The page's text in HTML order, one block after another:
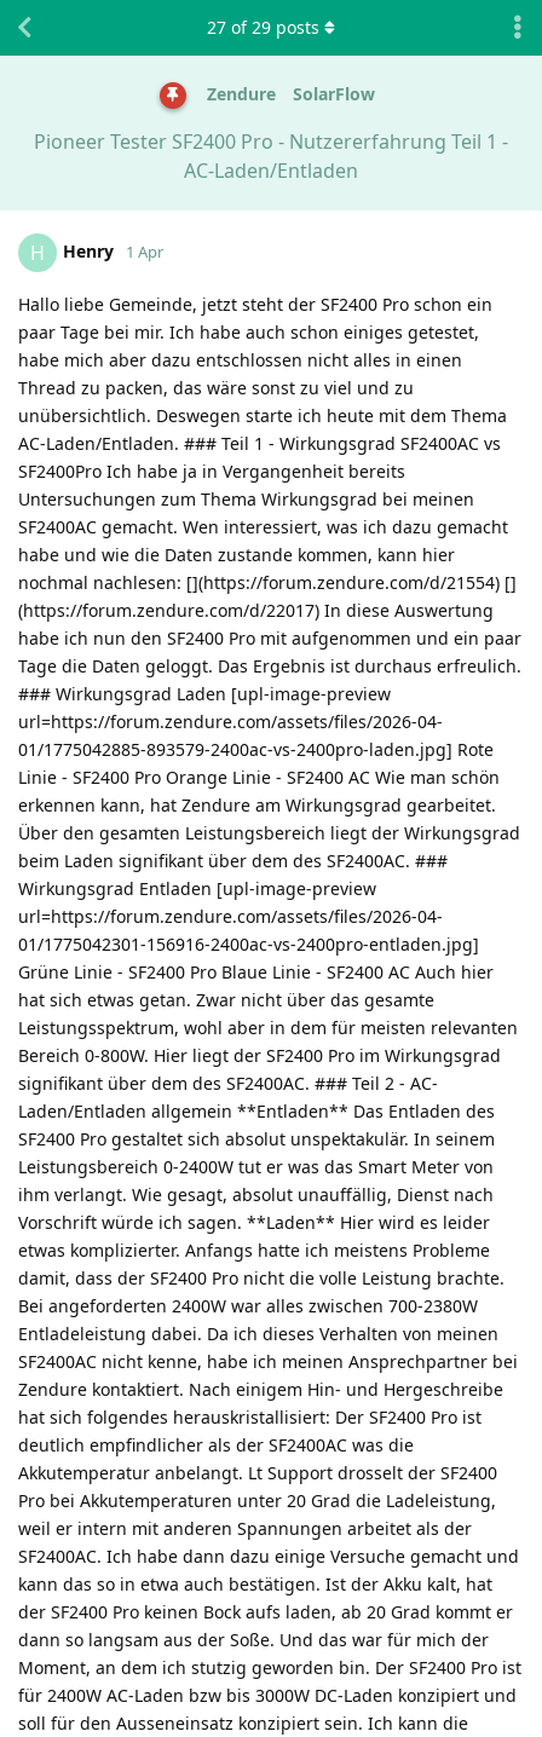
Zendure SolarFlow
Pioneer Tester SF2400 Pro - Nutzererfahrung Teil 1 -
AC-Laden/Entladen
27 of29 posts
H Henry 1 Apr
Hallo liebe Gemeinde, jetzt steht der SF2400 Pro schon ein
paar Tage bei mir. Ich habe auch schon einiges getestet,
habe mich aber dazu entschlossen nicht alles in einen
Thread zu packen, das wäre sonst zu viel und zu
unübersichtlich. Deswegen starte ich heute mit dem Thema
AC-Laden/Entladen. ### Teil 1 - Wirkungsgrad SF2400AC vs
SF2400Pro Ich habe ja in Vergangenheit bereits
Untersuchungen zum Thema Wirkungsgrad bei meinen
SF2400AC gemacht. Wen interessiert, was ich dazu gemacht
habe und wie die Daten zustande kommen, kann hier
nochmal nachlesen: [](https://forum.zendure.com/d/21554) []
(https://forum.zendure.com/d/22017) In diese Auswertung
habe ich nun den SF2400 Pro mit aufgenommen und ein paar
Tage die Daten geloggt. Das Ergebnis ist durchaus erfreulich.
### Wirkungsgrad Laden [upl-image-preview
url=https://forum.zendure.com/assets/files/2026-04-
01/1775042885-893579-2400ac-vs-2400pro-laden.jpg] Rote
Linie - SF2400 Pro Orange Linie - SF2400 AC Wie man schön
erkennen kann, hat Zendure am Wirkungsgrad gearbeitet.
Über den gesamten Leistungsbereich liegt der Wirkungsgrad
beim Laden signifikant über dem des SF2400AC. ###
Wirkungsgrad Entladen [upl-image-preview
url=https://forum.zendure.com/assets/files/2026-04-
01/1775042301-156916-2400ac-vs-2400pro-entladen.jpg]
Grüne Linie - SF2400 Pro Blaue Linie - SF2400 AC Auch hier
hat sich etwas getan. Zwar nicht über das gesamte
Leistungsspektrum, wohl aber in dem für meisten relevanten
Bereich 0-800W. Hier liegt der SF2400 Pro im Wirkungsgrad
signifikant über dem des SF2400AC. ### Teil 2 - AC-
Laden/Entladen allgemein **Entladen** Das Entladen des
SF2400 Pro gestaltet sich absolut unspektakulär. In seinem
Leistungsbereich 0-2400W tut er was das Smart Meter von
ihm verlangt. Wie gesagt, absolut unauffällig, Dienst nach
Vorschrift würde ich sagen. **Laden** Hier wird es leider
etwas komplizierter. Anfangs hatte ich meistens Probleme
damit, dass der SF2400 Pro nicht die volle Leistung brachte.
Bei angeforderten 2400W war alles zwischen 700-2380W
Entladeleistung dabei. Da ich dieses Verhalten von meinen
SF2400AC nicht kenne, habe ich meinen Ansprechpartner bei
Zendure kontaktiert. Nach einigem Hin- und Hergeschreibe
hat sich folgendes herauskristallisiert: Der SF2400 Pro ist
deutlich empfindlicher als der SF2400AC was die
Akkutemperatur anbelangt. Lt Support drosselt der SF2400
Pro bei Akkutemperaturen unter 20 Grad die Ladeleistung,
weil er intern mit anderen Spannungen arbeitet als der
SF2400AC. Ich habe dann dazu einige Versuche gemacht und
kann das so in etwa auch bestätigen. Ist der Akku kalt, hat
der SF2400 Pro keinen Bock aufs laden, ab 20 Grad kommt er
dann so langsam aus der Soße. Und das war für mich der
Moment, an dem ich stutzig geworden bin. Der SF2400 Pro ist
für 2400W AC-Laden bzw bis 3000W DC-Laden konzipiert und
soll für den Ausseneinsatz konzipiert sein. Ich kann die